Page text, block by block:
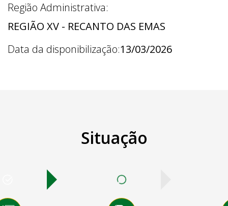
Região Administrativa:
REGIÃO XV - RECANTO DAS EMAS
Data da disponibilização:13/03/2026
Situação